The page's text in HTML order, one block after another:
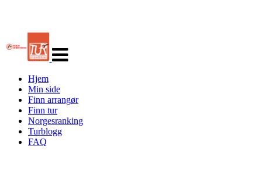
navigasjon
Hjem
Min side
Finn arrangør
Finn tur
Norgesranking
Turblogg
FAQ